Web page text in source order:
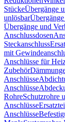
StückeÜbergänge
unlösbar
Übergänge und
Anschlussdosen
Steckanschluss
mit
Anschlüsse für
Zubehör
Anschlüsse
Anschlüsse
RohreSchutzrohre
Anschlüsse
Anschlüsse